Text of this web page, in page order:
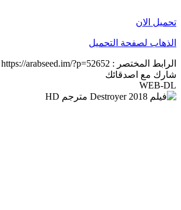
تحميل الان
الذهاب لصفحة التحميل
الرابط المختصر : https://arabseed.im/?p=52652
شارك مع اصدقائك
WEB-DL